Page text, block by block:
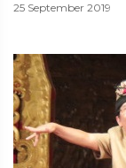
25 September 2019